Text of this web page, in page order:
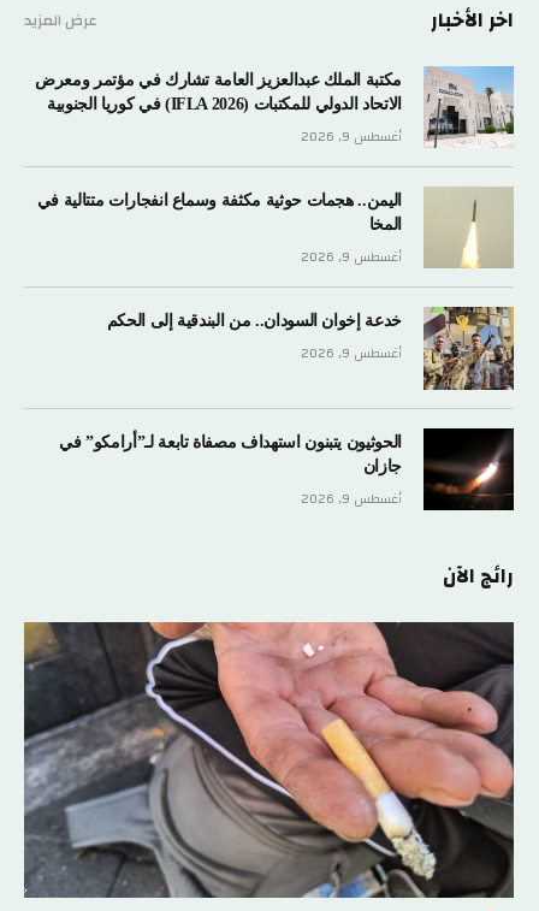
اخر الأخبار عرض المزيد
مكتبة الملك عبدالعزيز العامة تشارك في مؤتمر ومعرض
الاتحاد الدولي للمكتبات (IFLA 2026) في كوريا الجنوبية
أغسطس 9, 2026
اليمن.. هجمات حوثية مكثفة وسماع انفجارات متتالية في
المخا
أغسطس 9, 2026
خدعة إخوان السودان.. من البندقية إلى الحكم
أغسطس 9, 2026
الحوثيون يتبنون استهداف مصفاة تابعة لـ”أرامكو” في
جازان
أغسطس 9, 2026
رائج الآن